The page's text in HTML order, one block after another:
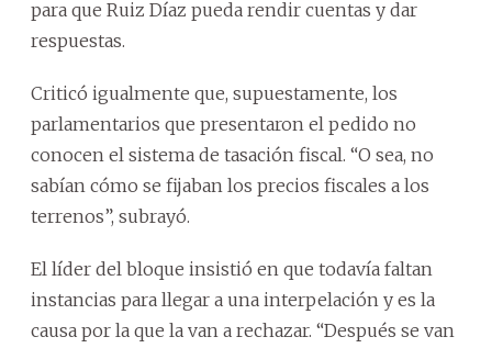
para que Ruiz Díaz pueda rendir cuentas y dar
respuestas.
Criticó igualmente que, supuestamente, los
parlamentarios que presentaron el pedido no
conocen el sistema de tasación fiscal. “O sea, no
sabían cómo se fijaban los precios fiscales a los
terrenos”, subrayó.
El líder del bloque insistió en que todavía faltan
instancias para llegar a una interpelación y es la
causa por la que la van a rechazar. “Después se van